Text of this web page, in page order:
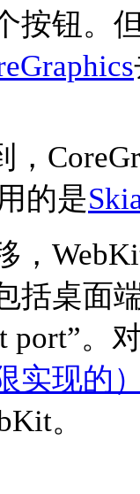
按钮。
，
的是
，
括桌面
port”。
实现的
。